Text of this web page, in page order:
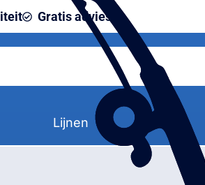
Gratis advies
Lijnen